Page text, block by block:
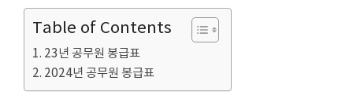
Table of Contents
23년 공무원 봉급표
2024년 공무원 봉급표